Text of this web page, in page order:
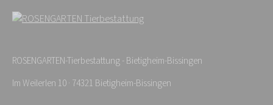
ROSENGARTEN-Tierbestattung - Bietigheim-Bissingen
Im Weilerlen 10 · 74321 Bietigheim-Bissingen